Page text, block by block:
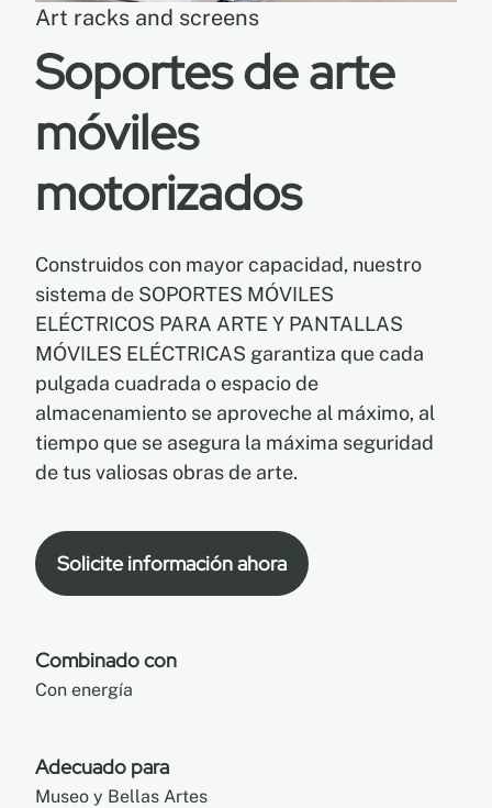
Art racks and screens
Soportes de arte
móviles
motorizados
Construidos con mayor capacidad, nuestro
sistema de SOPORTES MÓVILES
ELÉCTRICOS PARA ARTE Y PANTALLAS
MÓVILES ELÉCTRICAS garantiza que cada
pulgada cuadrada o espacio de
almacenamiento se aproveche al máximo, al
tiempo que se asegura la máxima seguridad
de tus valiosas obras de arte.
Solicite información ahora
Combinado con
Con energía
Adecuado para
Museo y Bellas Artes